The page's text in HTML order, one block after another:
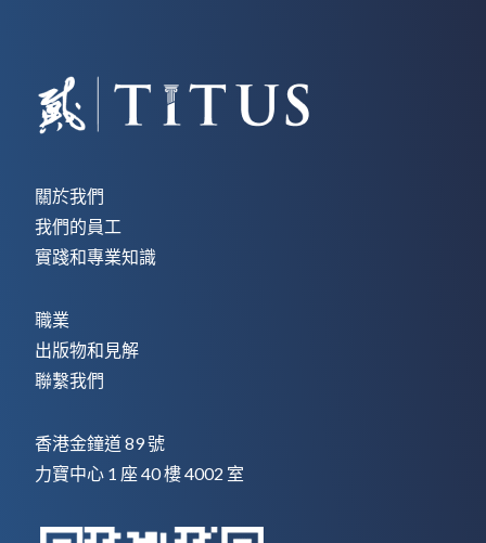
關於我們
我們的員工
實踐和專業知識
職業
出版物和見解
聯繫我們
香港金鐘道 89 號
力寶中心 1 座 40 樓 4002 室